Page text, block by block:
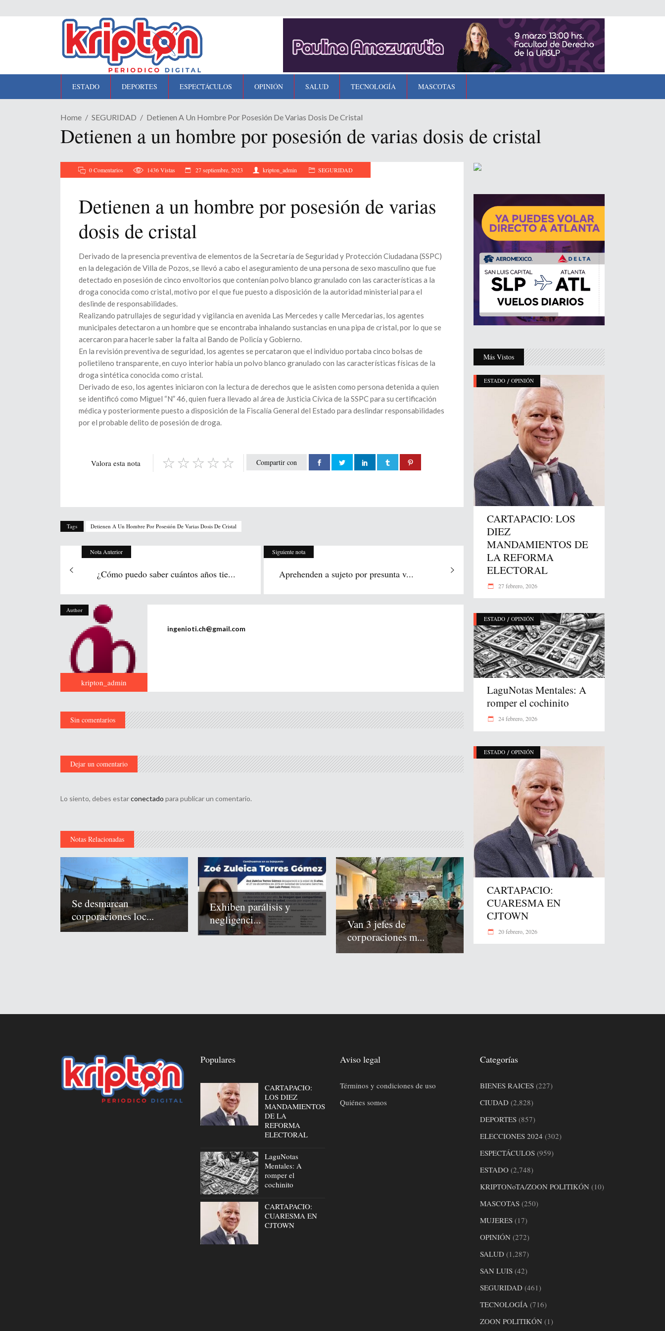
ESTADO DEPORTES ESPECTÁCULOS OPINIÓN SALUD TECNOLOGÍA MASCOTAS
Home SEGURIDAD Detienen A Un Hombre Por Posesión De Varias Dosis De Cristal
Detienen a un hombre por posesión de varias dosis de cristal
0 Comentarios 1436Vistas 27 septiembre, 2023 kripton_admin SEGURIDAD
Detienen a un hombre por posesión de varias
dosis de cristal
Derivado de la presencia preventiva de elementos de la Secretaría de Seguridad y Protección Ciudadana (SSPC)
en la delegación de Villa de Pozos, se llevó a cabo el aseguramiento de una persona de sexo masculino que fue
detectado en posesión de cinco envoltorios que contenían polvo blanco granulado con las características a la
droga conocida como cristal, motivo por el que fue puesto a disposición de la autoridad ministerial para el
deslinde de responsabilidades.
Realizando patrullajes de seguridad y vigilancia en avenida Las Mercedes y calle Mercedarias, los agentes
municipales detectaron a un hombre que se encontraba inhalando sustancias en una pipa de cristal, por lo que se
acercaron para hacerle saber la falta al Bando de Policía y Gobierno.
En la revisión preventiva de seguridad, los agentes se percataron que el individuo portaba cinco bolsas de
polietileno transparente, en cuyo interior había un polvo blanco granulado con las características físicas de la
droga sintética conocida como cristal.
Derivado de eso, los agentes iniciaron con la lectura de derechos que le asisten como persona detenida a quien
se identificó como Miguel “N” 46, quien fuera llevado al área de Justicia Cívica de la SSPC para su certificación
médica y posteriormente puesto a disposición de la Fiscalía General del Estado para deslindar responsabilidades
por el probable delito de posesión de droga.
Compartir con
Valora esta nota
Tags Detienen A Un Hombre Por Posesión De Varias Dosis De Cristal
Nota Anterior
¿Cómo puedo saber cuántos años tie...
Siguiente nota
Aprehenden a sujeto por presunta v...
Author
kripton_admin
ingenioti.ch@gmail.com
Sin comentarios
Dejar un comentario
Lo siento, debes estarconectado para publicar un comentario.
Notas Relacionadas
Se desmarcan
corporaciones loc...
Exhiben parálisis y
negligenci...
Van 3 jefes de
corporaciones m...
Más Vistos
ESTADO / OPINIÓN
CARTAPACIO: LOS
DIEZ
MANDAMIENTOS DE
LA REFORMA
ELECTORAL
27 febrero, 2026
ESTADO / OPINIÓN
LaguNotas Mentales: A
romper el cochinito
24 febrero, 2026
ESTADO / OPINIÓN
CARTAPACIO:
CUARESMA EN
CJTOWN
20 febrero, 2026
Populares
CARTAPACIO:
LOS DIEZ
MANDAMIENTOS
DE LA
REFORMA
ELECTORAL
LaguNotas
Mentales: A
romper el
cochinito
CARTAPACIO:
CUARESMA EN
CJTOWN
Aviso legal
Términos y condiciones de uso
Quiénes somos
Categorías
BIENES RAICES(227)
CIUDAD(2,828)
DEPORTES(857)
ELECCIONES 2024 (302)
ESPECTÁCULOS(959)
ESTADO(2,748)
KRIPTONoTA/ZOON POLITIKÓN(10)
MASCOTAS(250)
MUJERES(17)
OPINIÓN(272)
SALUD(1,287)
SAN LUIS(42)
SEGURIDAD(461)
TECNOLOGÍA (716)
ZOON POLITIKÓN(1)